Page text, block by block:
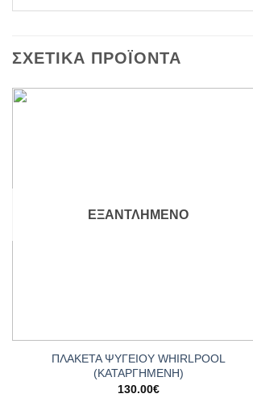
ΣΧΕΤΙΚΆ ΠΡΟΪΌΝΤΑ
ΕΞΑΝΤΛΗΜΈΝΟ
ΠΛΑΚΕΤΑ ΨΥΓΕΙΟΥ WHIRLPOOL
(ΚΑΤΑΡΓΗΜΕΝΗ)
130.00€